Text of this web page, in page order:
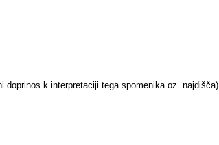
k interpretaciji tega spomenika oz. najdišča)